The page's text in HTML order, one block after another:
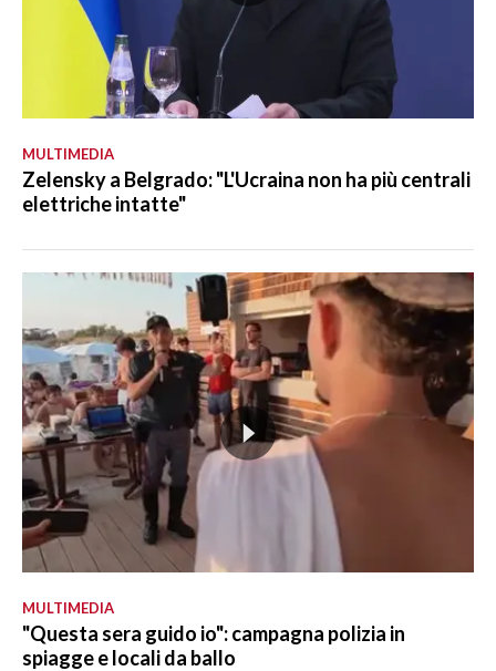
MULTIMEDIA
Zelensky a Belgrado: "L'Ucraina non ha più centrali
elettriche intatte"
MULTIMEDIA
"Questa sera guido io": campagna polizia in
spiagge e locali da ballo